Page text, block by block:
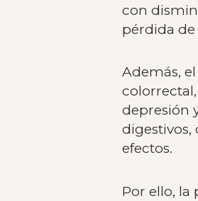
con
pérdida
Además,
depresión
digestivos,
efectos.
Por ello,